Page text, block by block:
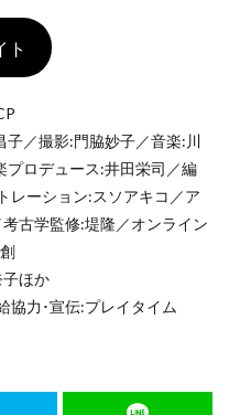
ト
／撮影:門脇妙子／音楽:川
プロデュース:井田栄司／編
レーション:スソアキコ／ア
古学監修:堤隆／オンライン
ほか
協力･宣伝:プレイタイム